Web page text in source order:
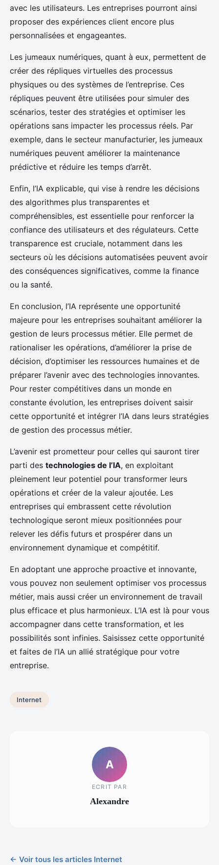
avec les utilisateurs. Les entreprises pourront ainsi
proposer des expériences client encore plus
personnalisées et engageantes.
Les jumeaux numériques, quant à eux, permettent de
créer des répliques virtuelles des processus
physiques ou des systèmes de l’entreprise. Ces
répliques peuvent être utilisées pour simuler des
scénarios, tester des stratégies et optimiser les
opérations sans impacter les processus réels. Par
exemple, dans le secteur manufacturier, les jumeaux
numériques peuvent améliorer la maintenance
prédictive et réduire les temps d’arrêt.
Enfin, l’IA explicable, qui vise à rendre les décisions
des algorithmes plus transparentes et
compréhensibles, est essentielle pour renforcer la
confiance des utilisateurs et des régulateurs. Cette
transparence est cruciale, notamment dans les
secteurs où les décisions automatisées peuvent avoir
des conséquences significatives, comme la finance
ou la santé.
En conclusion, l’IA représente une opportunité
majeure pour les entreprises souhaitant améliorer la
gestion de leurs processus métier. Elle permet de
rationaliser les opérations, d’améliorer la prise de
décision, d’optimiser les ressources humaines et de
préparer l’avenir avec des technologies innovantes.
Pour rester compétitives dans un monde en
constante évolution, les entreprises doivent saisir
cette opportunité et intégrer l’IA dans leurs stratégies
de gestion des processus métier.
L’avenir est prometteur pour celles qui sauront tirer
parti des technologies de l’IA, en exploitant
pleinement leur potentiel pour transformer leurs
opérations et créer de la valeur ajoutée. Les
entreprises qui embrassent cette révolution
technologique seront mieux positionnées pour
relever les défis futurs et prospérer dans un
environnement dynamique et compétitif.
En adoptant une approche proactive et innovante,
vous pouvez non seulement optimiser vos processus
métier, mais aussi créer un environnement de travail
plus efficace et plus harmonieux. L’IA est là pour vous
accompagner dans cette transformation, et les
possibilités sont infinies. Saisissez cette opportunité
et faites de l’IA un allié stratégique pour votre
entreprise.
Internet
A
ECRIT PAR
Alexandre
← Voir tous les articles Internet